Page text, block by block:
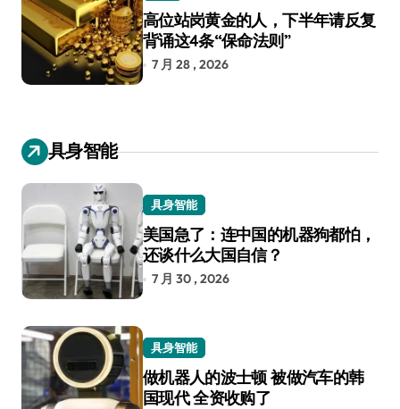
高位站岗黄金的人，下半年请反复
背诵这4条“保命法则”
7 月 28 , 2026
具身智能
具身智能
美国急了：连中国的机器狗都怕，
还谈什么大国自信？
7 月 30 , 2026
具身智能
做机器人的波士顿 被做汽车的韩
国现代 全资收购了